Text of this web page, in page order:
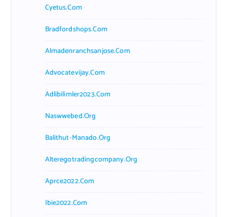
Cyetus.com
Bradfordshops.com
Almadenranchsanjose.com
Advocatevijay.com
Adlibilimler2023.com
Naswwebed.org
Balithut-Manado.org
Alteregotradingcompany.org
Aprce2022.com
Ibie2022.com